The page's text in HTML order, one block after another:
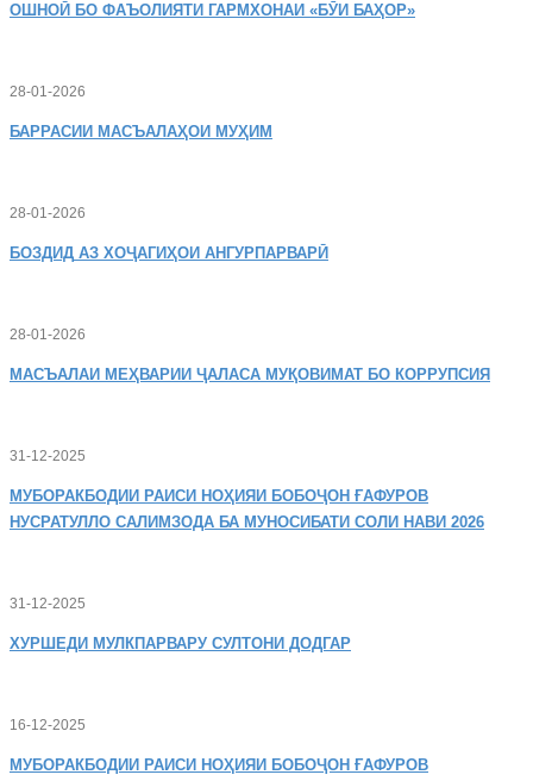
ОШНОӢ БО ФАЪОЛИЯТИ ГАРМХОНАИ «БӮИ БАҲОР»
28-01-2026
БАРРАСИИ МАСЪАЛАҲОИ МУҲИМ
28-01-2026
БОЗДИД АЗ ХОҶАГИҲОИ АНГУРПАРВАРӢ
28-01-2026
МАСЪАЛАИ МЕҲВАРИИ ҶАЛАСА МУҚОВИМАТ БО КОРРУПСИЯ
31-12-2025
МУБОРАКБОДИИ РАИСИ НОҲИЯИ БОБОҶОН ҒАФУРОВ
НУСРАТУЛЛО САЛИМЗОДА БА МУНОСИБАТИ СОЛИ НАВИ 2026
31-12-2025
ХУРШЕДИ МУЛКПАРВАРУ СУЛТОНИ ДОДГАР
16-12-2025
МУБОРАКБОДИИ РАИСИ НОҲИЯИ БОБОҶОН ҒАФУРОВ